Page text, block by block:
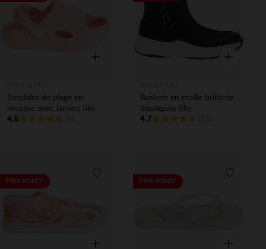
Aperçu rapide
Sandales de plage en
mousse avec lanière fille
4.6
Aperçu
Baskets en maille brillante
élastiquée fille
4.7
PRIX ROND* Liste de souhaits
Aperçu rapide
PRIX ROND*
Aperçu